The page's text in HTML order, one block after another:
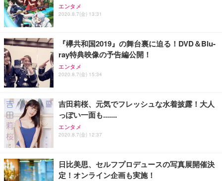
エンタメ
2020.8.7(金) 13:31
『欅共和国2019』の舞台裏に迫る！DVD＆Blu-
ray特典映像の予告編公開！
エンタメ
2020.8.7(金) 15:34
吉田莉桜、元気でフレッシュな水着披露！大人
っぽい一面も.......
エンタメ
2020.8.7(金) 12:37
日比美思、セルフプロデュースの写真展開催決
定！オンライン企画も実施！